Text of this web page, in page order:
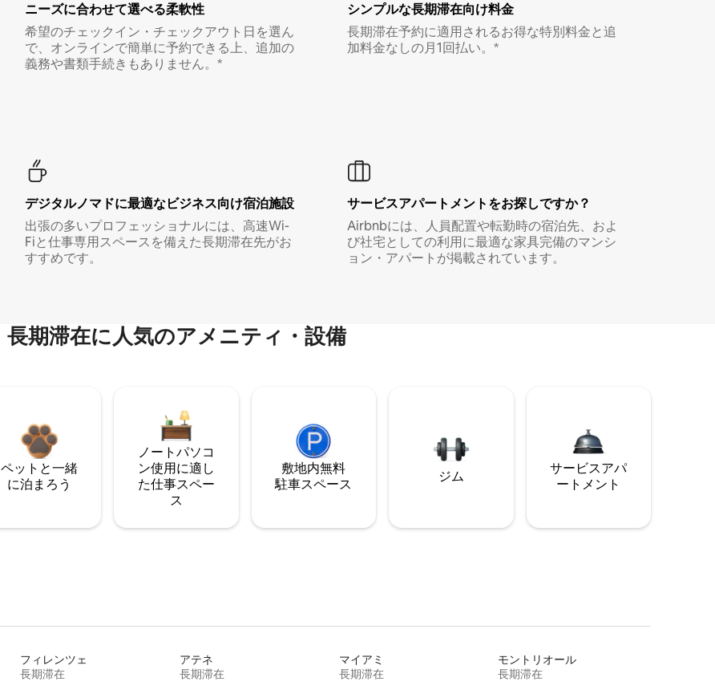
ニーズに合わせて選べる柔軟性
希望のチェックイン・チェックアウト日を選ん
で、オンラインで簡単に予約できる上、追加の
義務や書類手続きもありません。*
シンプルな長期滞在向け料金
長期滞在予約に適用されるお得な特別料金と追
加料金なしの月1回払い。*
デジタルノマド⁠に最⁠適⁠なビ⁠ジ⁠ネ⁠ス⁠向⁠け宿⁠泊⁠施⁠設
出張の多いプロフェッショナルには、高速Wi-
Fiと仕事専用スペースを備えた長期滞在先がお
すすめです。
サービスアパートメントをお探しですか？
Airbnbには、人員配置や転勤時の宿泊先、およ
び社宅としての利用に最適な家具完備のマンシ
ョン・アパートが掲載されています。
長期滞在に人気のアメニティ・設備
ペットと一緒
に泊まろう
ノートパソコ
ン使用に適し
た仕事スペー
ス
敷地内無料
駐⁠車ス⁠ペ⁠ー⁠ス
ジム
サービスアパ
ートメント
フィレンツェ
長期滞在
アテネ
長期滞在
マイアミ
長期滞在
モントリオール
長期滞在